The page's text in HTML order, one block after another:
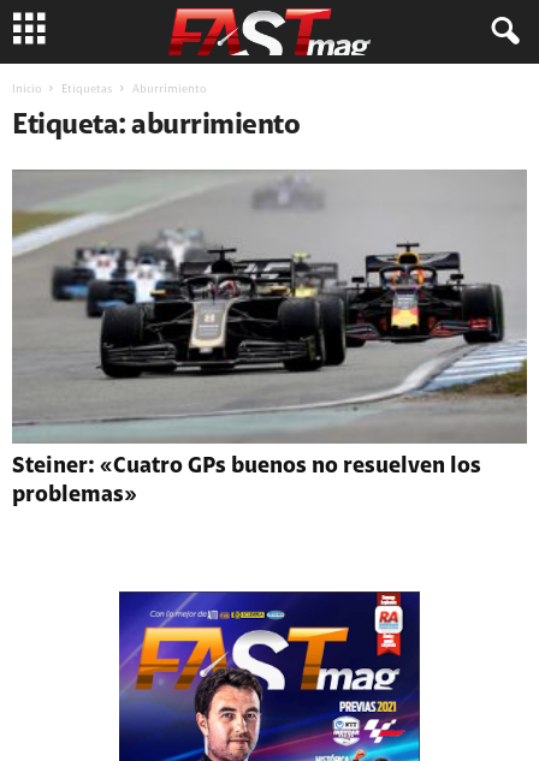
Inicio Etiquetas Aburrimiento
Etiqueta: aburrimiento
Steiner: «Cuatro GPs buenos no resuelven los
problemas»